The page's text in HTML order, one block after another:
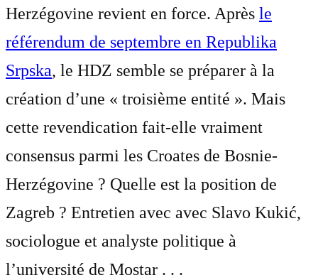
Herzégovine revient en force. Après le
référendum de septembre en Republika
Srpska, le HDZ semble se préparer à la
création d’une « troisième entité ». Mais
cette revendication fait-elle vraiment
consensus parmi les Croates de Bosnie-
Herzégovine ? Quelle est la position de
Zagreb ? Entretien avec avec Slavo Kukić,
sociologue et analyste politique à
l’université de Mostar . . .